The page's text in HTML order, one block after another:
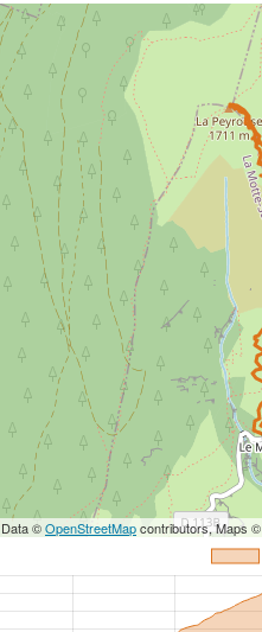
©OpenStreetMapcontributors, Maps ©